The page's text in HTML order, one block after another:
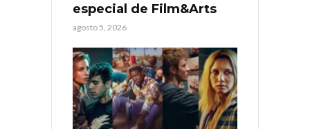
especial de Film&Arts
agosto 5, 2026